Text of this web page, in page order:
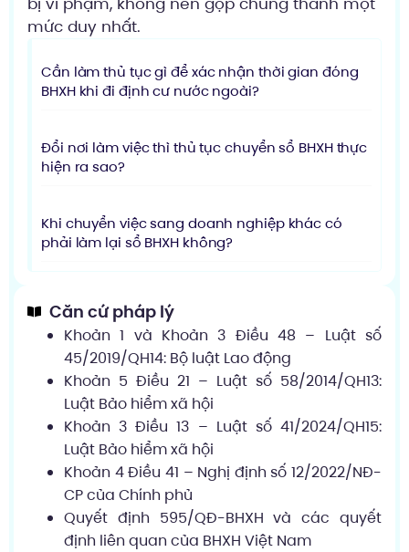
mức duy nhất.
Cần làm thủ tục gì để xác nhận thời gian đóng
BHXH khi đi định cư nước ngoài?
Đổi nơi làm việc thì thủ tục chuyển sổ BHXH thực
hiện ra sao?
Khi chuyển việc sang doanh nghiệp khác có
phải làm lại sổ BHXH không?
Căn cứ pháp lý
Khoản 1 và Khoản 3 Điều 48 – Luật số
45/2019/QH14: Bộ luật Lao động
Khoản 5 Điều 21 – Luật số 58/2014/QH13:
Luật Bảo hiểm xã hội
Khoản 3 Điều 13 – Luật số 41/2024/QH15:
Luật Bảo hiểm xã hội
Khoản 4 Điều 41 – Nghị định số 12/2022/NĐ-
CP của Chính phủ
Quyết định 595/QĐ-BHXH và các quyết
định liên quan của BHXH Việt Nam